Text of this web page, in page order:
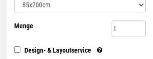
Menge
Design- & Layoutservice